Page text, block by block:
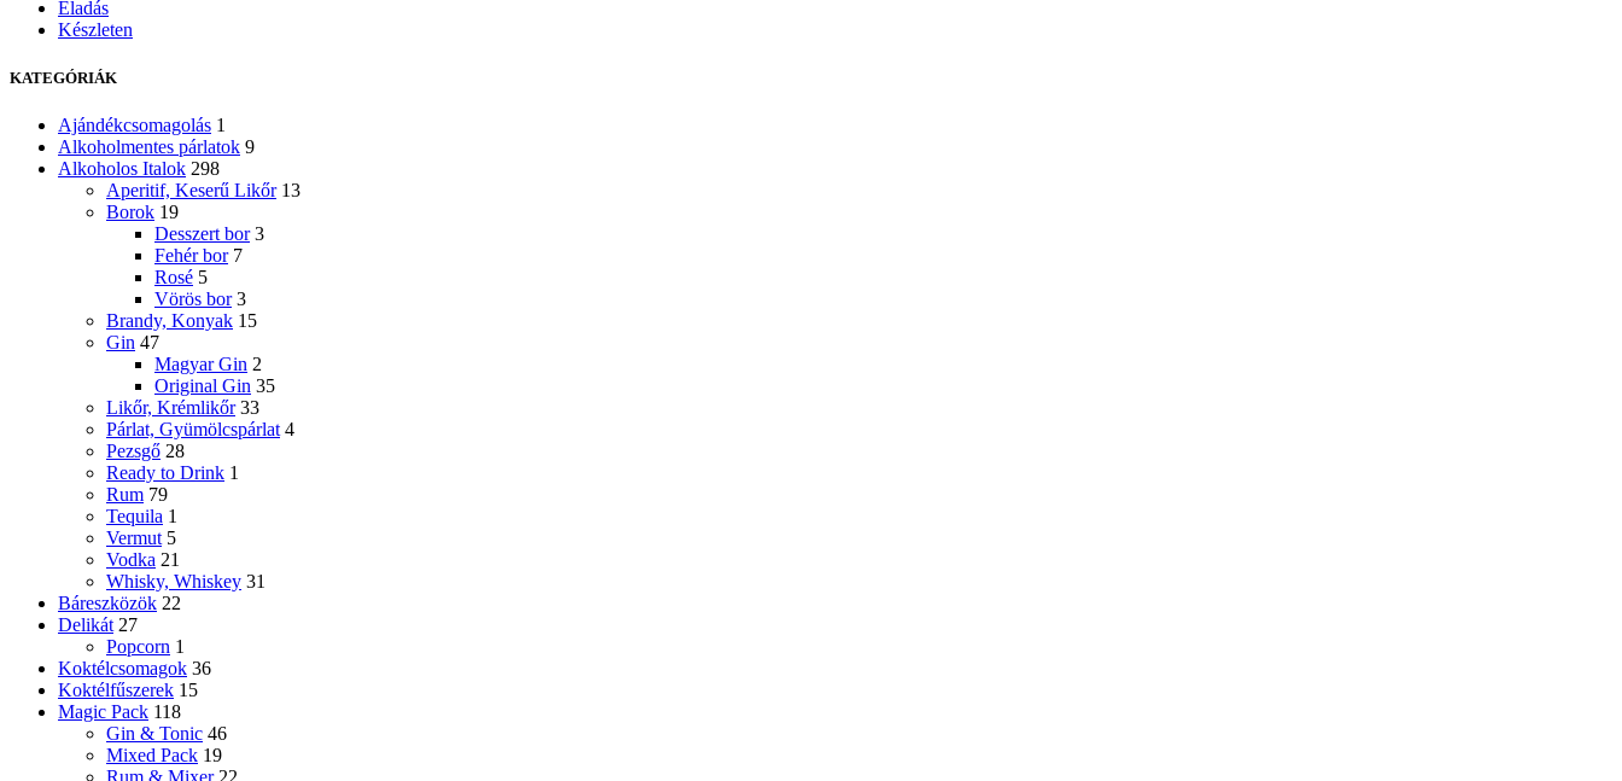
Eladás
Készleten
KATEGÓRIÁK
Ajándékcsomagolás 1
Alkoholmentes párlatok 9
Alkoholos Italok 298
Aperitif, Keserű Likőr 13
Borok 19
Desszert bor 3
Fehér bor 7
Rosé 5
Vörös bor 3
Brandy, Konyak 15
Gin 47
Magyar Gin 2
Original Gin 35
Likőr, Krémlikőr 33
Párlat, Gyümölcspárlat 4
Pezsgő 28
Ready to Drink 1
Rum 79
Tequila 1
Vermut 5
Vodka 21
Whisky, Whiskey 31
Báreszközök 22
Delikát 27
Popcorn 1
Koktélcsomagok 36
Koktélfűszerek 15
Magic Pack 118
Gin & Tonic 46
Mixed Pack 19
Rum & Mixer 22